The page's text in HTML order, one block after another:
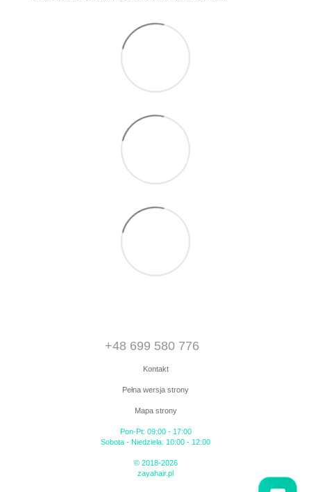
+48 699 580 776
Kontakt
Pełna wersja strony
Mapa strony
Pon-Pt: 09:00 - 17:00
Sobota - Niedziela: 10:00 - 12:00
© 2018-2026
zayahair.pl